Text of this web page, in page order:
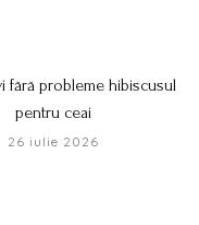
fără probleme hibiscusul
pentru ceai
26 iulie 2026